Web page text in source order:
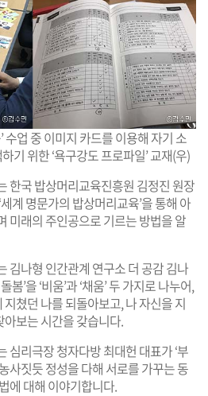
수업 중 이미지 카드를 이용해 자기 소
기 위한 ‘욕구강도 프로파일’ 교재(우)
한국 밥상머리교육진흥원 김정진 원장
계 명문가의 밥상머리교육’을 통해 아
미래의 주인공으로 기르는 방법을 알
김나형 인간관계 연구소 더 공감 김나
’을 ‘비움’과 ‘채움’ 두 가지로 나누어,
쳤던 나를 되돌아보고, 나 자신을 지
보는 시간을 갖습니다.
심리극장 청자다방 최대헌 대표가 ‘부
사짓듯 정성을 다해 서로를 가꾸는 동
에 대해 이야기합니다.